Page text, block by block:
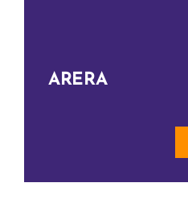
ARERA